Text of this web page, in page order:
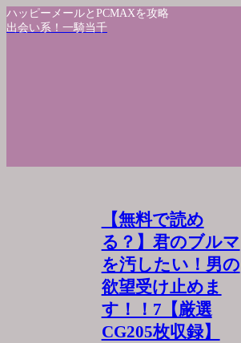
ハッピーメールとPCMAXを攻略
出会い系！一騎当千
【無料で読め
る？】君のブルマ
を汚したい！男の
欲望受け止めま
す！！7【厳選
CG205枚収録】